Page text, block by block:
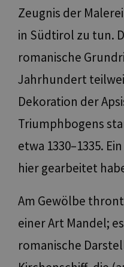
Zeugnis der
in Südtirol zu tun.
romanische
Jahrhundert
Dekoration der
Triumphbogens
etwa 1330–1335.
hier gearbeitet
Am Gewölbe
einer Art Mandel;
romanische